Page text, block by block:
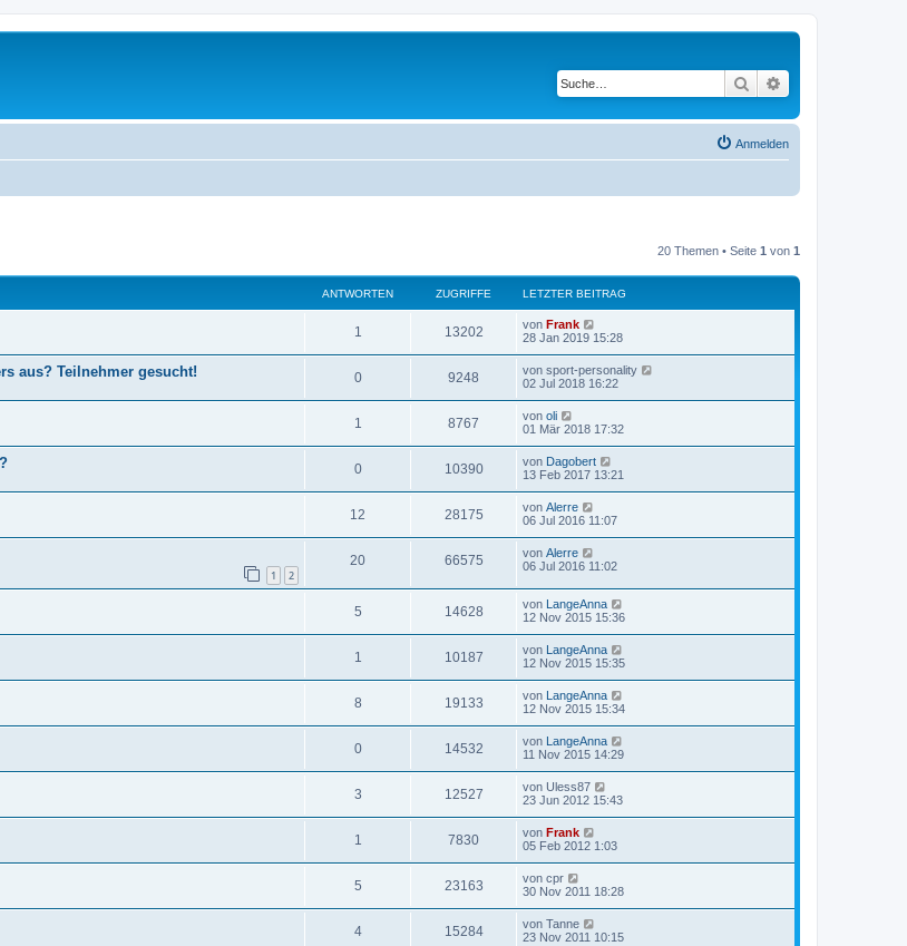
Suche
Anmelden
20 Themen • Seite 1 von 1
ANTWORTEN ZUGRIFFE LETZTER BEITRAG
1 13202 von Frank
28 Jan 2019 15:28
aus? Teilnehmer gesucht! 0 9248 von sport-personality
02 Jul 2018 16:22
1 8767 von oli
01 Mär 2018 17:32
0 10390 von Dagobert
13 Feb 2017 13:21
12 28175 von Alerre
06 Jul 2016 11:07
1 2
20 66575 von Alerre
06 Jul 2016 11:02
5 14628 von LangeAnna
12 Nov 2015 15:36
1 10187 von LangeAnna
12 Nov 2015 15:35
8 19133 von LangeAnna
12 Nov 2015 15:34
0 14532 von LangeAnna
11 Nov 2015 14:29
3 12527 von Uless87
23 Jun 2012 15:43
1 7830 von Frank
05 Feb 2012 1:03
5 23163 von cpr
30 Nov 2011 18:28
4 15284 von Tanne
23 Nov 2011 10:15